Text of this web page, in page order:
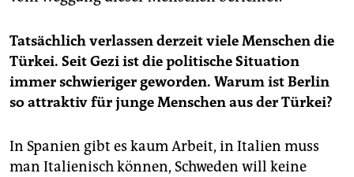
Tatsächlich verlassen derzeit viele Menschen die
Türkei. Seit Gezi ist die politische Situation
immer schwieriger geworden. Warum ist Berlin
so attraktiv für junge Menschen aus der Türkei?
In Spanien gibt es kaum Arbeit, in Italien muss
man Italienisch können, Schweden will keine